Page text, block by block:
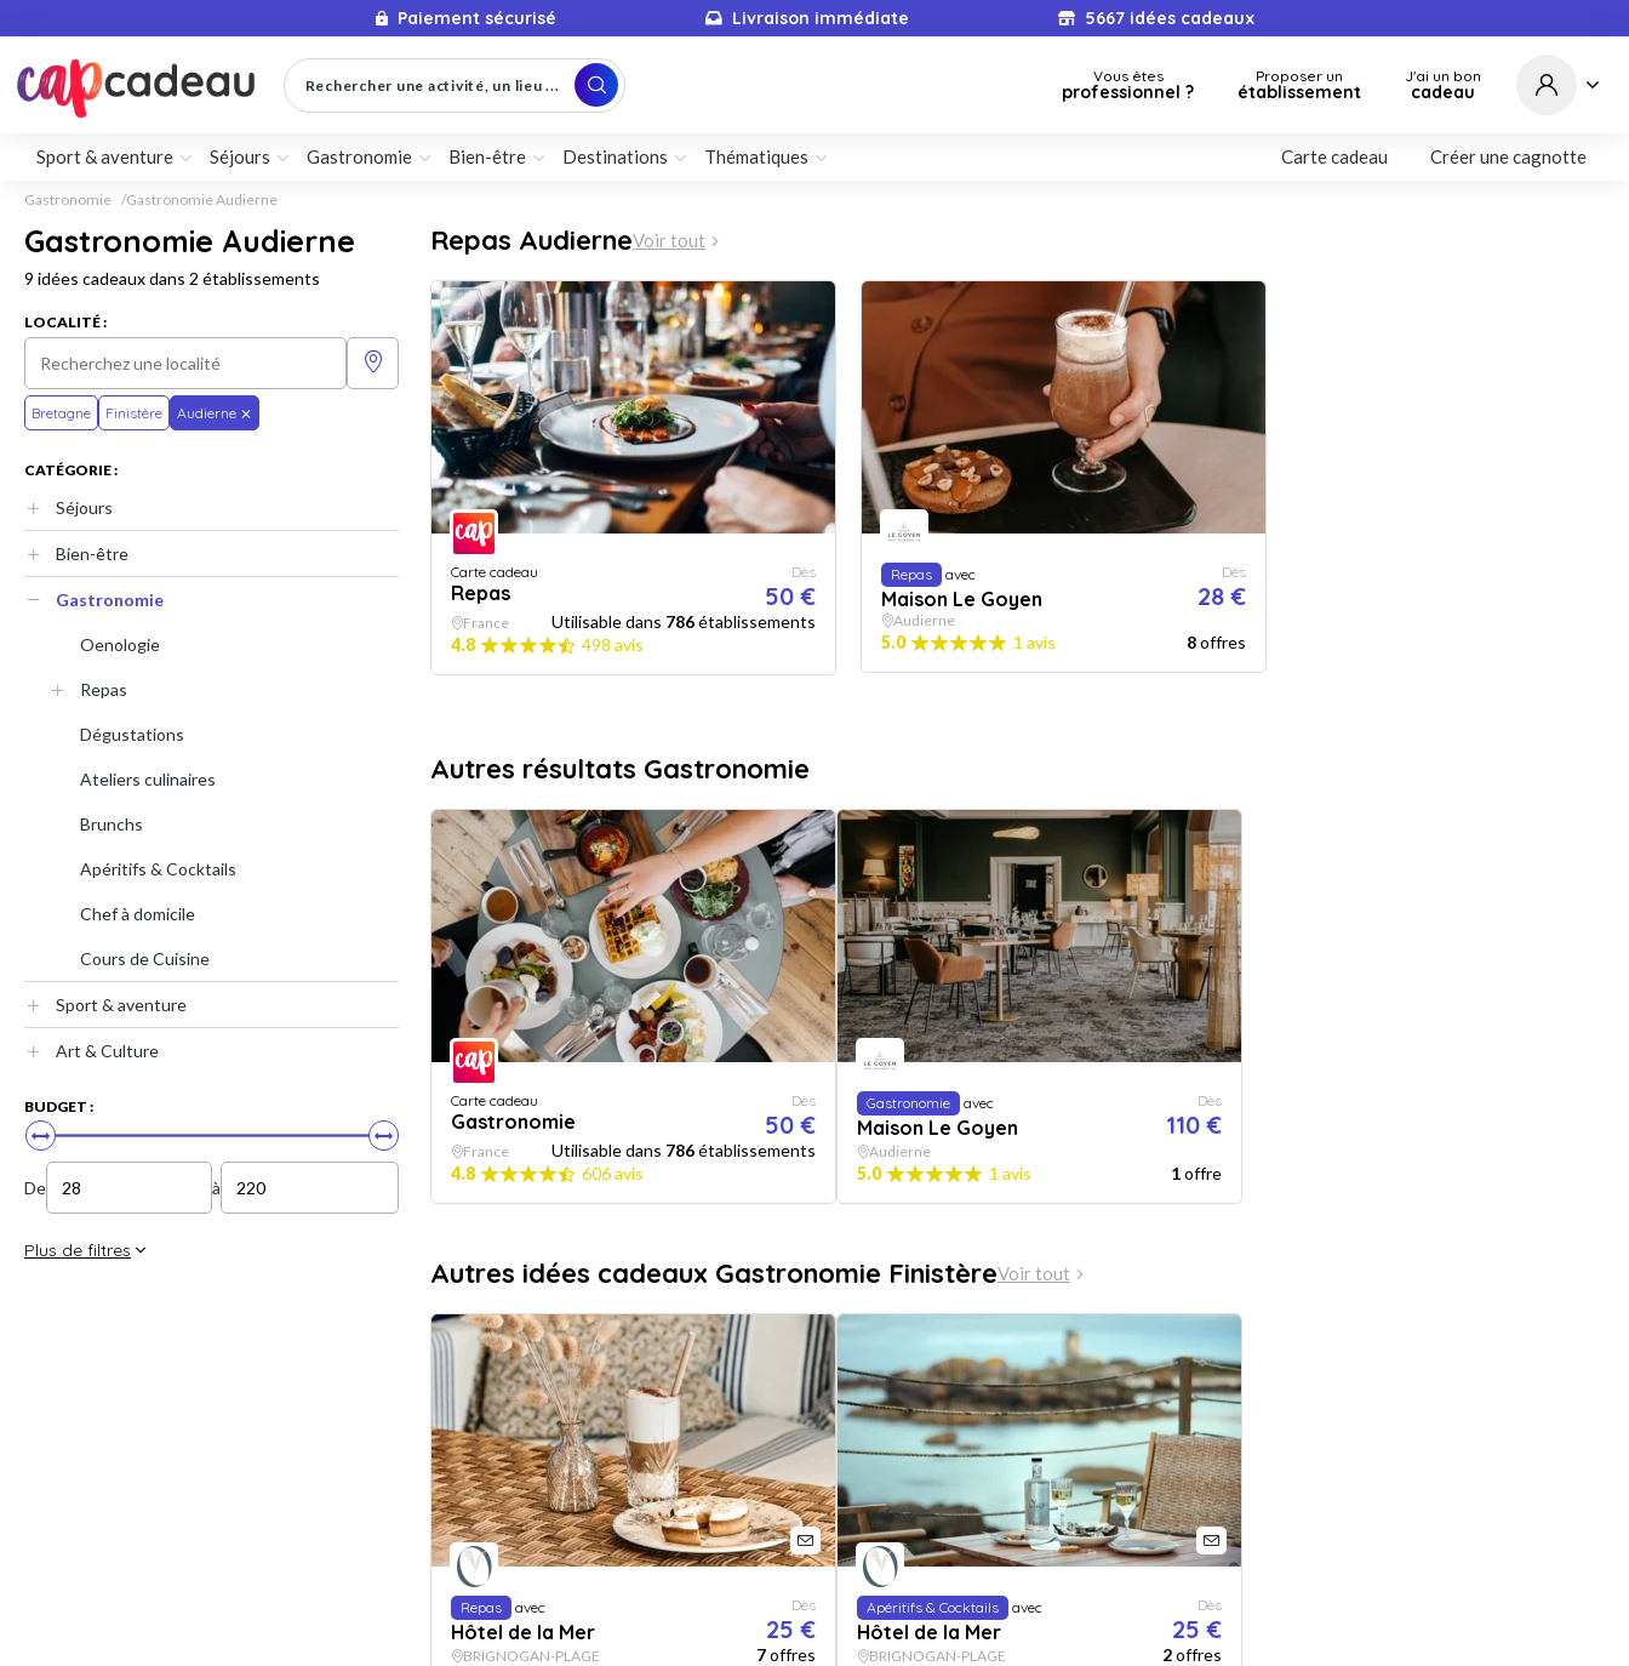
Paiement sécurisé Livraison immédiate 5667 idées cadeaux
Rechercher une activité, un lieu ... Vous êtes
professionnel ?
Proposer un
établissement
J'ai un bon
cadeau
Sport & aventure Séjours Gastronomie Bien-être Destinations Thématiques Carte cadeau Créer une cagnotte
Gastronomie Gastronomie Audierne
Gastronomie Audierne
9 idées cadeaux dans 2 établissements
LOCALITÉ :
Bretagne Finistère Audierne
CATÉGORIE :
Séjours
Bien-être
Gastronomie
Oenologie
Repas
Dégustations
Ateliers culinaires
Brunchs
Apéritifs & Cocktails
Chef à domicile
Cours de Cuisine
Sport & aventure
Art & Culture
BUDGET :
De à
Plus de filtres
Repas AudierneVoir tout
Carte cadeau
Repas
Dès
50 €
France Utilisable dans 786établissements
4.8
498 avis
Repas avec
Maison Le Goyen
Dès
28 €
Audierne
5.0 1 avis 8offres
Autres résultats Gastronomie
Carte cadeau
Gastronomie
Dès
50 €
France Utilisable dans 786établissements
4.8
606 avis
Gastronomie avec
Maison Le Goyen
Dès
110 €
Audierne
5.0 1 avis 1offre
Autres idées cadeaux Gastronomie FinistèreVoir tout
Repas avec
Hôtel de la Mer
Dès
25 €
BRIGNOGAN-PLAGE 7offres
Apéritifs & Cocktails avec
Hôtel de la Mer
Dès
25 €
BRIGNOGAN-PLAGE 2offres